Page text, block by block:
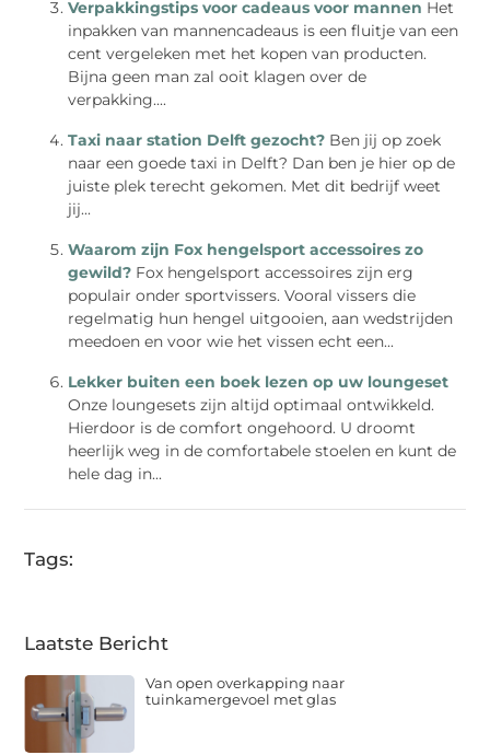
Verpakkingstips voor cadeaus voor mannen Het
inpakken van mannencadeaus is een fluitje van een
cent vergeleken met het kopen van producten.
Bijna geen man zal ooit klagen over de
verpakking....
Taxi naar station Delft gezocht? Ben jij op zoek
naar een goede taxi in Delft? Dan ben je hier op de
juiste plek terecht gekomen. Met dit bedrijf weet
jij...
Waarom zijn Fox hengelsport accessoires zo
gewild? Fox hengelsport accessoires zijn erg
populair onder sportvissers. Vooral vissers die
regelmatig hun hengel uitgooien, aan wedstrijden
meedoen en voor wie het vissen echt een...
Lekker buiten een boek lezen op uw loungeset
Onze loungesets zijn altijd optimaal ontwikkeld.
Hierdoor is de comfort ongehoord. U droomt
heerlijk weg in de comfortabele stoelen en kunt de
hele dag in...
Tags:
Laatste Bericht
Van open overkapping naar
tuinkamergevoel met glas